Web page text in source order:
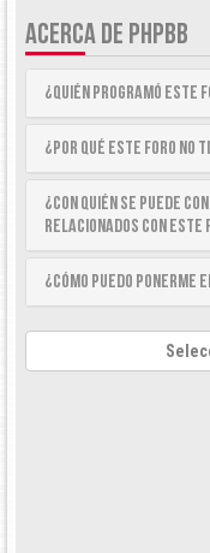
ACERCA DE PHPBB
¿Quién programó este
¿Por qué este foro no
¿Con quién se puede
relacionados con este
¿Cómo puedo